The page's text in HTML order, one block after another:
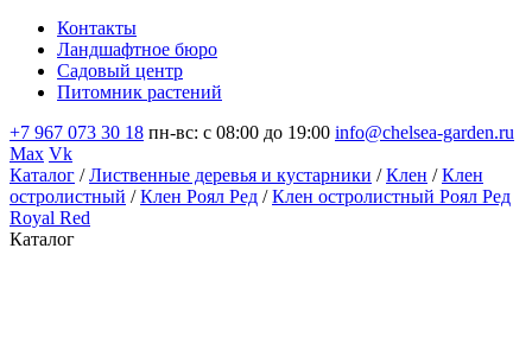
Контакты
Ландшафтное бюро
Садовый центр
Питомник растений
+7 967 073 30 18 пн-вс: с 08:00 до 19:00 info@chelsea-garden.ru
Max Vk
Каталог /Лиственные деревья и кустарники /Клен /Клен
остролистный /Клен Роял Ред /Клен остролистный Роял Ред
Royal Red
Каталог